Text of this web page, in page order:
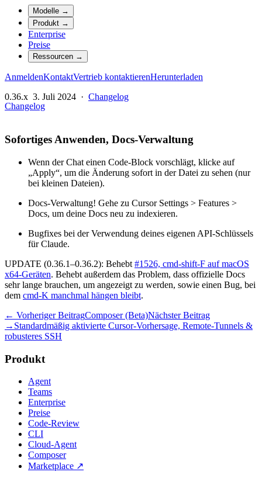
Modelle →
Produkt →
Enterprise
Preise
Ressourcen →
AnmeldenKontaktVertrieb kontaktierenHerunterladen
0.36.x 3. Juli 2024 · Changelog
Changelog
Sofortiges Anwenden, Docs-Verwaltung
Wenn der Chat einen Code-Block vorschlägt, klicke auf
„Apply“, um die Änderung sofort in der Datei zu sehen (nur
bei kleinen Dateien).
Docs-Verwaltung! Gehe zu Cursor Settings > Features >
Docs, um deine Docs neu zu indexieren.
Bugfixes bei der Verwendung deines eigenen API-Schlüssels
für Claude.
UPDATE (0.36.1–0.36.2): Behebt #1526, cmd-shift-F auf macOS
x64-Geräten. Behebt außerdem das Problem, dass offizielle Docs
sehr lange brauchen, um angezeigt zu werden, sowie einen Bug, bei
dem cmd-K manchmal hängen bleibt.
← Vorheriger BeitragComposer (Beta)Nächster Beitrag
→ Standardmäßig aktivierte Cursor-Vorhersage, Remote-Tunnels &
robusteres SSH
Produkt
Agent
Teams
Enterprise
Preise
Code-Review
CLI
Cloud-Agent
Composer
Marketplace ↗